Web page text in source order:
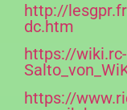
http://
dc.htm
https://
https://